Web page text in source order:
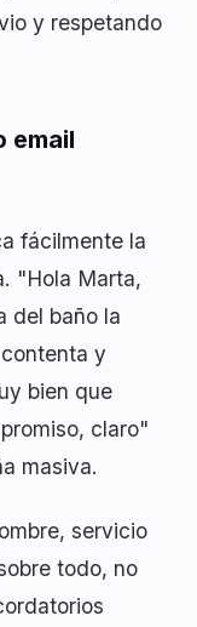
y respetando
email
fácilmente la
"Hola Marta,
del baño la
y
bien que
claro"
masiva.
servicio
todo, no